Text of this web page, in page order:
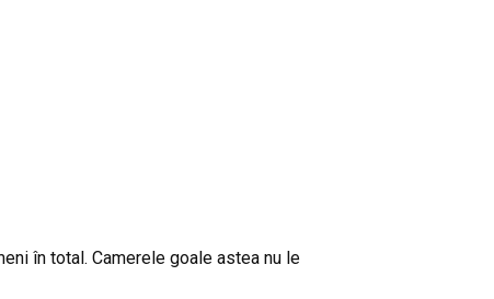
în total. Camerele goale astea nu le